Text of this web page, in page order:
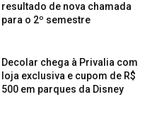
resultado de nova chamada
para o 2º semestre
Decolar chega à Privalia com
loja exclusiva e cupom de R$
500 em parques da Disney